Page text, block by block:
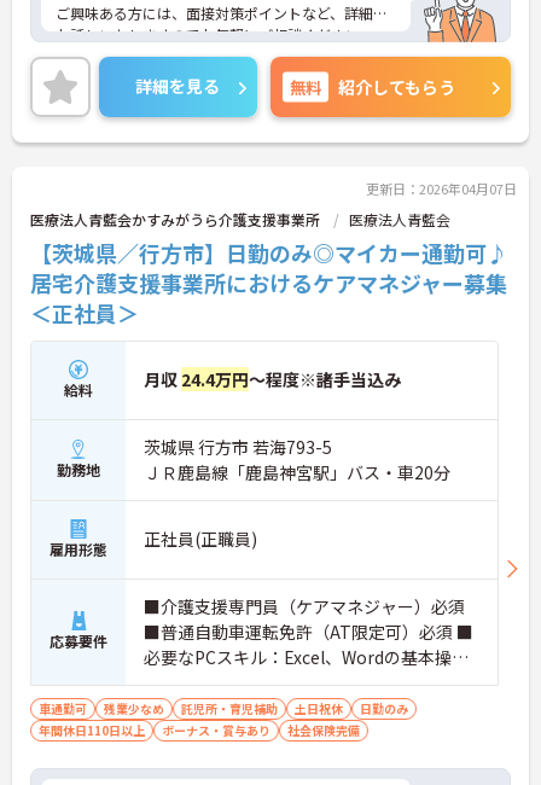
ご興味ある方には、面接対策ポイントなど、詳細を
お話しいたしますのでお気軽にご相談ください。
詳細を見る 無料 紹介してもらう
更新日：2026年04月07日
医療法人青藍会かすみがうら介護支援事業所 医療法人青藍会
【茨城県／行方市】日勤のみ◎マイカー通勤可♪
居宅介護支援事業所におけるケアマネジャー募集
＜正社員＞
給料 月収 24.4万円～程度※諸手当込み
勤務地
茨城県 行方市 若海793-5
ＪＲ鹿島線「鹿島神宮駅」バス・車20分
雇用形態 正社員(正職員)
応募要件
■介護支援専門員（ケアマネジャー）必須
■普通自動車運転免許（AT限定可）必須 ■
必要なPCスキル：Excel、Wordの基本操作
程度
車通勤可 残業少なめ 託児所・育児補助 土日祝休
日勤のみ
年間休日110日以上
ボーナス・賞与あり 社会保険完備